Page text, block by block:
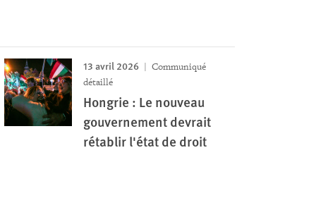
13 avril 2026
Communiqué
détaillé
Hongrie : Le nouveau
gouvernement devrait
rétablir l'état de droit